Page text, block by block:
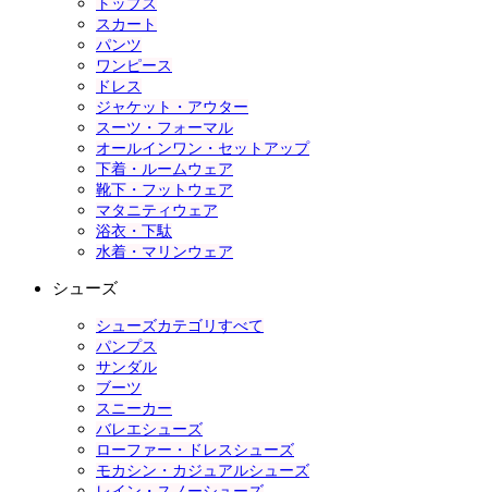
トップス
スカート
パンツ
ワンピース
ドレス
ジャケット・アウター
スーツ・フォーマル
オールインワン・セットアップ
下着・ルームウェア
靴下・フットウェア
マタニティウェア
浴衣・下駄
水着・マリンウェア
シューズ
シューズカテゴリすべて
パンプス
サンダル
ブーツ
スニーカー
バレエシューズ
ローファー・ドレスシューズ
モカシン・カジュアルシューズ